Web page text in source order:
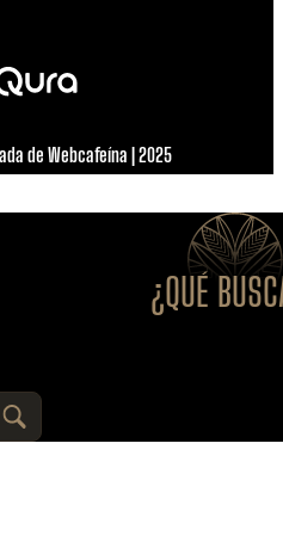
de Webcafeína | 2025
¿QUÉ